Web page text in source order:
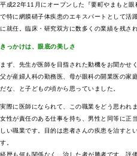
平成22年11月にオープンした『要町やまもと
で特に網膜硝子体疾患のエキスパートとして活
に就任。臨床・研究双方に数多くの業績を残さ
きっかけは、眼底の美しさ
まず、先生が医師を目指された動機をお聞かせく
父が産婦人科の勤務医、母が眼科の開業医の家
だな、と子どもの頃から思っていました。
実際に医師になられて、この職業をどう思われま
女性が責任のある仕事を持ち、男性と同等に正
しい職業です。目的は患者さんの疾患を治すと
す。
経歴も何も関係なく、治した者が勝者です。評